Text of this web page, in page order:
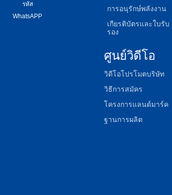
รหัส
WhatsAPP
การอนุรักษ์พลังงาน
เกียรติบัตรและใบรับ
รอง
ศูนย์วิดีโอ
วิดีโอโปรโมตบริษัท
วิธีการสมัคร
โครงการแลนด์มาร์ค
ฐานการผลิต